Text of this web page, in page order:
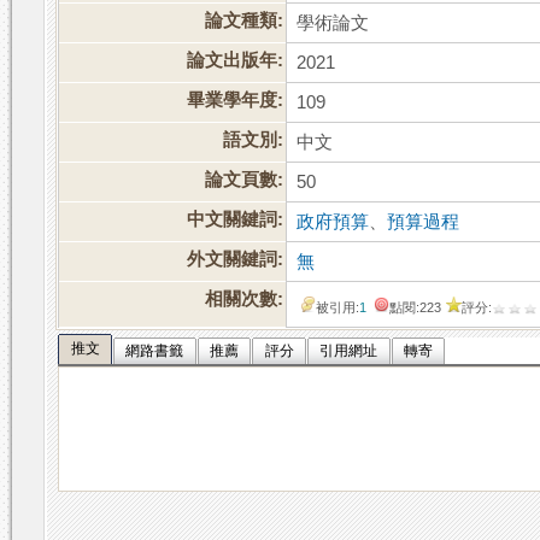
論文種類:
學術論文
論文出版年:
2021
畢業學年度:
109
語文別:
中文
論文頁數:
50
中文關鍵詞:
政府預算 、預算過程
外文關鍵詞:
無
相關次數:
被引用:1 點閱:223 評分:
推文 網路書籤 推薦 評分 引用網址 轉寄